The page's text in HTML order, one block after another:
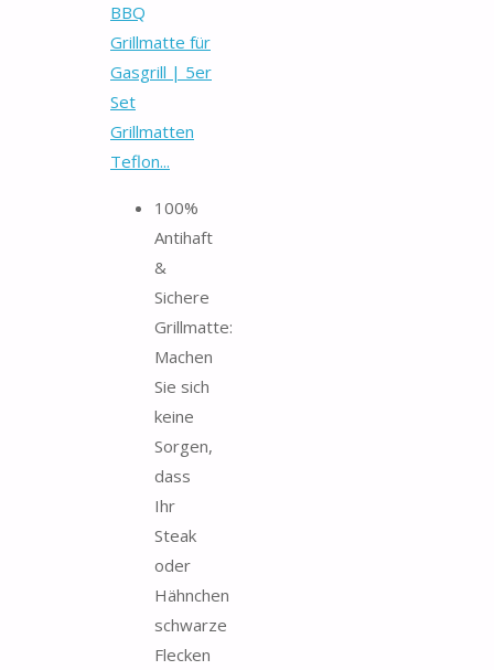
BBQ
Grillmatte für
Gasgrill | 5er
Set
Grillmatten
Teflon...
100%
Antihaft
&
Sichere
Grillmatte:
Machen
Sie sich
keine
Sorgen,
dass
Ihr
Steak
oder
Hähnchen
schwarze
Flecken